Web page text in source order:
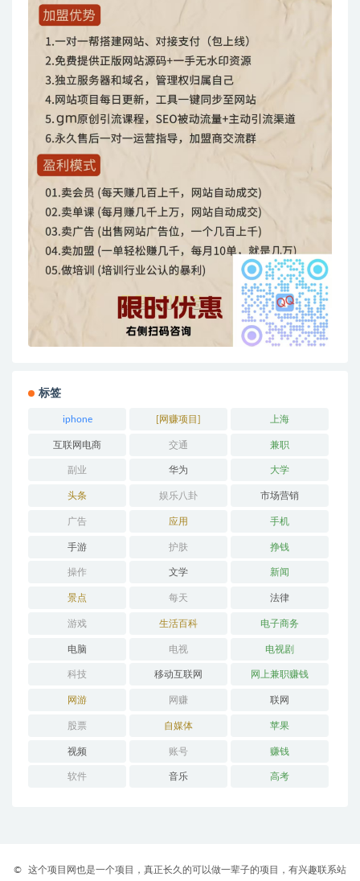
标签
iphone [网赚项目] 上海
互联网电商 交通 兼职
副业 华为 大学
头条 娱乐八卦 市场营销
广告 应用 手机
手游 护肤 挣钱
操作 文学 新闻
景点 每天 法律
游戏 生活百科 电子商务
电脑 电视 电视剧
科技 移动互联网 网上兼职赚钱
网游 网赚 联网
股票 自媒体 苹果
视频 账号 赚钱
软件 音乐 高考
© 这个项目网也是一个项目，真正长久的可以做一辈子的项目，有兴趣联系站